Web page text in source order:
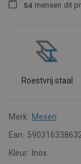
54 mensen dit
Roestvrij staal
Merk: Mexen
Ean:
Kleur:
Inox